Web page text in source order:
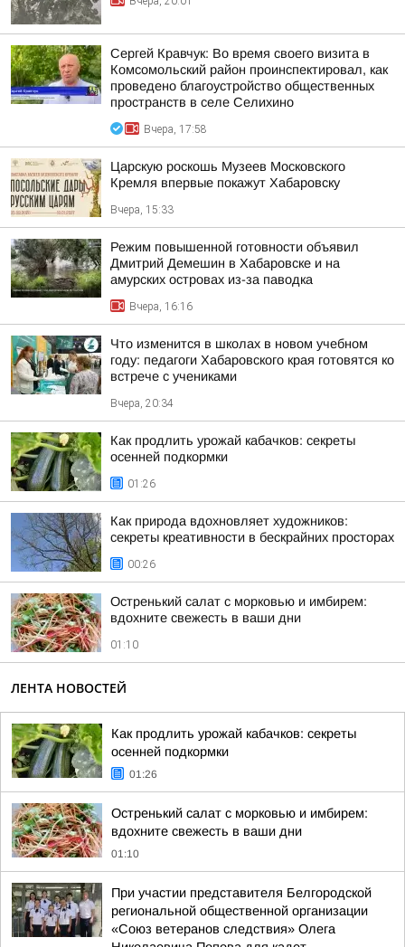
Сергей Кравчук: Во время своего визита в
Комсомольский район проинспектировал, как
проведено благоустройство общественных
пространств в селе Селихино
Вчера, 17:58
Царскую роскошь Музеев Московского
Кремля впервые покажут Хабаровску
Вчера, 15:33
Режим повышенной готовности объявил
Дмитрий Демешин в Хабаровске и на
амурских островах из-за паводка
Вчера, 16:16
Что изменится в школах в новом учебном
году: педагоги Хабаровского края готовятся ко
встрече с учениками
Вчера, 20:34
Как продлить урожай кабачков: секреты
осенней подкормки
01:26
Как природа вдохновляет художников:
секреты креативности в бескрайних просторах
00:26
Остренький салат с морковью и имбирем:
вдохните свежесть в ваши дни
01:10
ЛЕНТА НОВОСТЕЙ
Как продлить урожай кабачков: секреты
осенней подкормки
01:26
Остренький салат с морковью и имбирем:
вдохните свежесть в ваши дни
01:10
При участии представителя Белгородской
региональной общественной организации
«Союз ветеранов следствия» Олега